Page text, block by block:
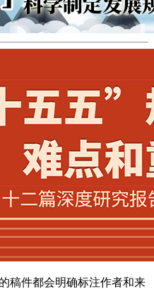
稿件都会明确标注作者和来